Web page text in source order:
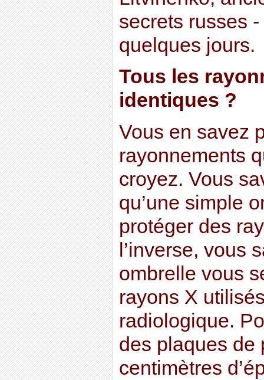
secrets russes
quelques jours.
Tous les
identiques ?
Vous en savez
rayonnements
croyez. Vous
qu’une simple
protéger des
l’inverse, vous
ombrelle vous
rayons X
radiologique.
des plaques de
centimètres